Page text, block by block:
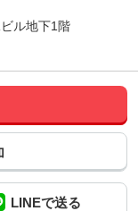
ル地下1階
LINEで送る